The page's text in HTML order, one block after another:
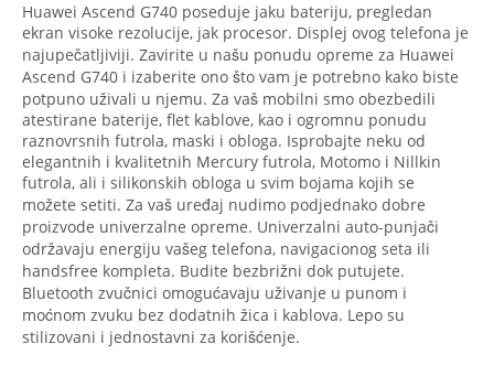
Huawei Ascend G740 poseduje jaku bateriju, pregledan
ekran visoke rezolucije, jak procesor. Displej ovog telefona je
najupečatljiviji. Zavirite u našu ponudu opreme za Huawei
Ascend G740 i izaberite ono što vam je potrebno kako biste
potpuno uživali u njemu. Za vaš mobilni smo obezbedili
atestirane baterije, flet kablove, kao i ogromnu ponudu
raznovrsnih futrola, maski i obloga. Isprobajte neku od
elegantnih i kvalitetnih Mercury futrola, Motomo i Nillkin
futrola, ali i silikonskih obloga u svim bojama kojih se
možete setiti. Za vaš uređaj nudimo podjednako dobre
proizvode univerzalne opreme. Univerzalni auto-punjači
održavaju energiju vašeg telefona, navigacionog seta ili
handsfree kompleta. Budite bezbrižni dok putujete.
Bluetooth zvučnici omogućavaju uživanje u punom i
moćnom zvuku bez dodatnih žica i kablova. Lepo su
stilizovani i jednostavni za korišćenje.